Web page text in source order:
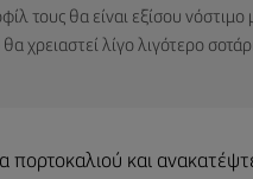
τους θα είναι εξίσου
χρειαστεί λίγο λιγότερο
πορτοκαλιού και